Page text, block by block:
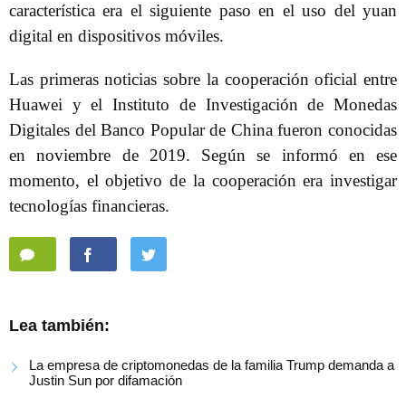
característica era el siguiente paso en el uso del yuan
digital en dispositivos móviles.
Las primeras noticias sobre la cooperación oficial entre
Huawei y el Instituto de Investigación de Monedas
Digitales del Banco Popular de China fueron conocidas
en noviembre de 2019. Según se informó en ese
momento, el objetivo de la cooperación era investigar
tecnologías financieras.
Lea también:
La empresa de criptomonedas de la familia Trump demanda a
Justin Sun por difamación